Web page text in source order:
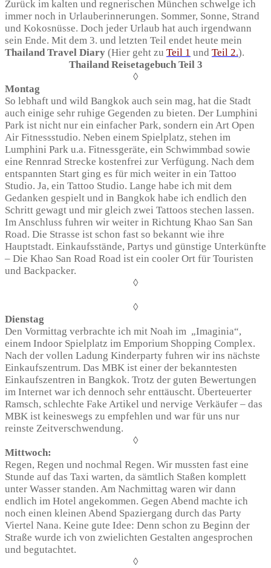
Zurück im kalten und regnerischen München schwelge ich
immer noch in Urlauberinnerungen. Sommer, Sonne, Strand
und Kokosnüsse. Doch jeder Urlaub hat auch irgendwann
sein Ende. Mit dem 3. und letzten Teil endet heute mein
Thailand Travel Diary (Hier geht zu Teil 1 und Teil 2.).
Thailand Reisetagebuch Teil 3
◊
Montag
So lebhaft und wild Bangkok auch sein mag, hat die Stadt
auch einige sehr ruhige Gegenden zu bieten. Der Lumphini
Park ist nicht nur ein einfacher Park, sondern ein Art Open
Air Fitnessstudio. Neben einem Spielplatz, stehen im
Lumphini Park u.a. Fitnessgeräte, ein Schwimmbad sowie
eine Rennrad Strecke kostenfrei zur Verfügung. Nach dem
entspannten Start ging es für mich weiter in ein Tattoo
Studio. Ja, ein Tattoo Studio. Lange habe ich mit dem
Gedanken gespielt und in Bangkok habe ich endlich den
Schritt gewagt und mir gleich zwei Tattoos stechen lassen.
Im Anschluss fuhren wir weiter in Richtung Khao San San
Road. Die Strasse ist schon fast so bekannt wie ihre
Hauptstadt. Einkaufsstände, Partys und günstige Unterkünfte
– Die Khao San Road Road ist ein cooler Ort für Touristen
und Backpacker.
◊
◊
Dienstag
Den Vormittag verbrachte ich mit Noah im „Imaginia“,
einem Indoor Spielplatz im Emporium Shopping Complex.
Nach der vollen Ladung Kinderparty fuhren wir ins nächste
Einkaufszentrum. Das MBK ist einer der bekanntesten
Einkaufszentren in Bangkok. Trotz der guten Bewertungen
im Internet war ich dennoch sehr enttäuscht. Überteuerter
Ramsch, schlechte Fake Artikel und nervige Verkäufer – das
MBK ist keineswegs zu empfehlen und war für uns nur
reinste Zeitverschwendung.
◊
Mittwoch:
Regen, Regen und nochmal Regen. Wir mussten fast eine
Stunde auf das Taxi warten, da sämtlich Staßen komplett
unter Wasser standen. Am Nachmittag waren wir dann
endlich im Hotel angekommen. Gegen Abend machte ich
noch einen kleinen Abend Spaziergang durch das Party
Viertel Nana. Keine gute Idee: Denn schon zu Beginn der
Straße wurde ich von zwielichten Gestalten angesprochen
und begutachtet.
◊